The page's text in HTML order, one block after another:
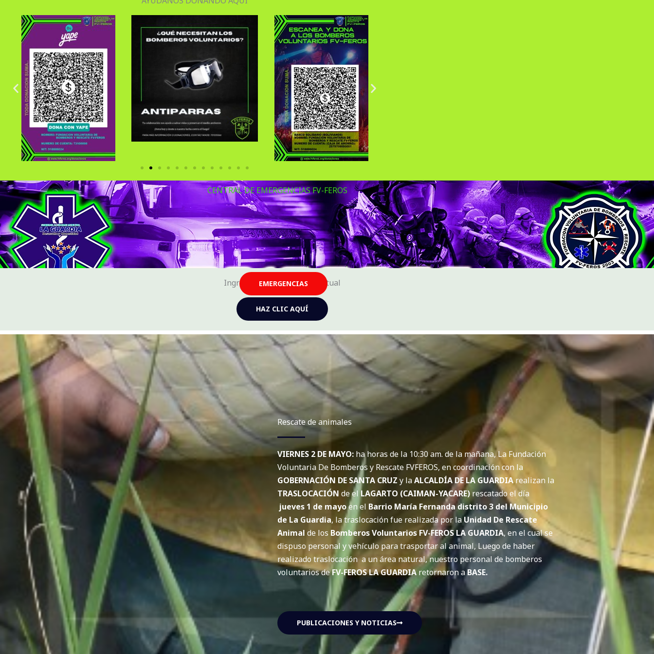
CENTRAL DE EMERGENCIAS FV-FEROS
EMERGENCIAS
Ingresa a nuestra tienda virtual
HAZ CLIC AQUÍ
Rescate de animales
VIERNES 2 DE MAYO: ha horas de la 10:30 am. de la mañana, La Fundación
Voluntaria De Bomberos y Rescate FVFEROS, en coordinación con la
GOBERNACIÓN DE SANTA CRUZ y laALCALDÍA DE LA GUARDIArealizan la
TRASLOCACIÓN de elLAGARTO (CAIMAN-YACARE)rescatado el día
jueves 1 de mayoen el Barrio María Fernanda distrito 3 del Municipio
de La Guardia, la traslocación fue realizada por laUnidad De Rescate
Animal de los Bomberos Voluntarios FV-FEROS LA GUARDIA, en el cual se
dispuso personal y vehículo para trasportar al animal, Luego de haber
realizado traslocación a un área natural, nuestro personal de bomberos
voluntarios deFV-FEROS LA GUARDIA retornaron aBASE.
PUBLICACIONES Y NOTICIAS